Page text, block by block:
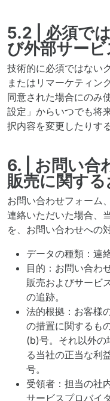
5.2 | 必須で
び外部サービ
技術的に必須ではない
またはリマーケティン
同意された場合にのみ
設定」からいつでも将
択内容を変更したりす
6. | お問い合
販売に関す
お問い合わせフォーム
連絡いただいた場合、
を、お問い合わせへの
データの種類：連
目的：お問い合わ
販売およびサービ
の追跡。
法的根拠：お客様
の措置に関するも
(b)号。それ以外の
る当社の正当な利
号。
受領者：担当の社
サービスプロバイ